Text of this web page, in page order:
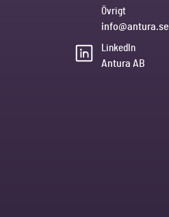
Övrigt
info@antura.se
LinkedIn
Antura AB